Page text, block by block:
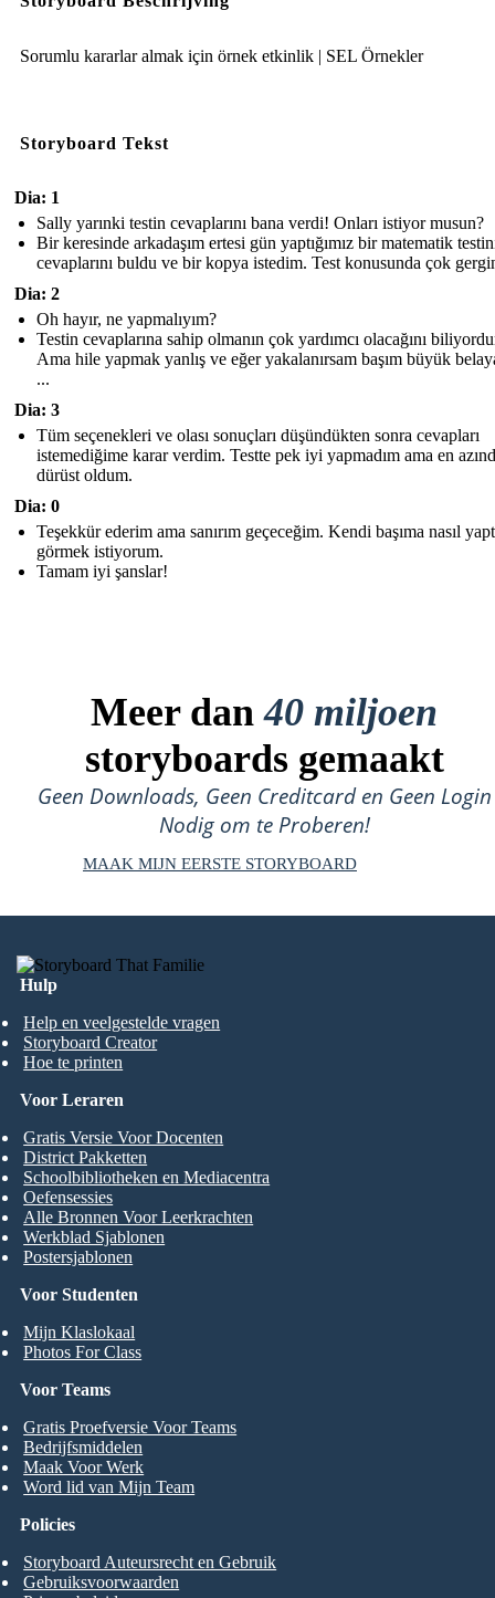
Sorumlu kararlar almak için örnek etkinlik | SEL Örnekler
Storyboard Tekst
Dia: 1
Sally yarınki testin cevaplarını bana verdi! Onları istiyor musun?
Bir keresinde arkadaşım ertesi gün yaptığımız bir matematik
cevaplarını buldu ve bir kopya istedim. Test konusunda çok
Dia: 2
Oh hayır, ne yapmalıyım?
Testin cevaplarına sahip olmanın çok yardımcı olacağını
Ama hile yapmak yanlış ve eğer yakalanırsam başım büyük
...
Dia: 3
Tüm seçenekleri ve olası sonuçları düşündükten sonra cevapları
istemediğime karar verdim. Testte pek iyi yapmadım ama en
dürüst oldum.
Dia: 0
Teşekkür ederim ama sanırım geçeceğim. Kendi başıma nasıl
görmek istiyorum.
Tamam iyi şanslar!
Meer dan40 miljoen
storyboards gemaakt
Geen Downloads, Geen Creditcard en Geen Login
Nodig om te Proberen!
MAAK MIJN EERSTE STORYBOARD
Hulp
Help en veelgestelde vragen
Storyboard Creator
Hoe te printen
Voor Studenten
Mijn Klaslokaal
Photos For Class
Voor Leraren
Gratis Versie Voor Docenten
District Pakketten
Schoolbibliotheken en Mediacentra
Oefensessies
Alle Bronnen Voor Leerkrachten
Werkblad Sjablonen
Postersjablonen
Voor Teams
Gratis Proefversie Voor Teams
Bedrijfsmiddelen
Maak Voor Werk
Word lid van Mijn Team
Policies
Storyboard Auteursrecht en Gebruik
Gebruiksvoorwaarden